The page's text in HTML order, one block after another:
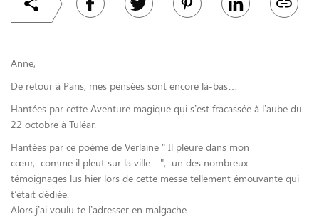
Anne,
De retour à Paris, mes pensées sont encore là-bas…
Hantées par cette Aventure magique qui s’est fracassée à l’aube du
22 octobre à Tuléar.
Hantées par ce poème de Verlaine " Il pleure dans mon
cœur, comme il pleut sur la ville…", un des nombreux
témoignages lus hier lors de cette messe tellement émouvante qui
t’était dédiée.
Alors j’ai voulu te l’adresser en malgache.